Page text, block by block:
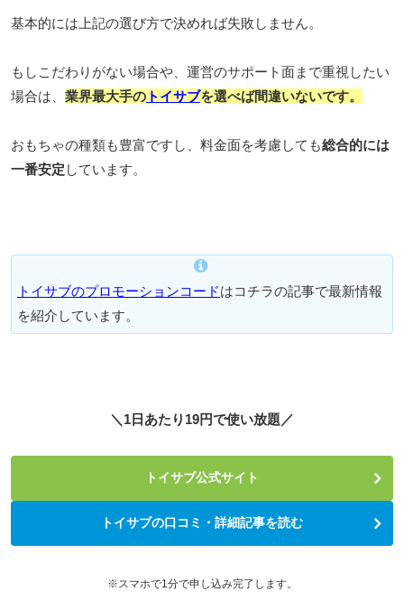
基本的には上記の選び方で決めれば失敗しません。
もしこだわりがない場合や、運営のサポート面まで重視したい
場合は、 業界最大手の トイサブを選べば間違いないです。
おもちゃの種類も豊富ですし、料金面を考慮しても総合的には
一番安定 しています。
トイサブのプロモーションコードはコチラの記事で最新情報
を紹介しています。
＼1日あたり19円で使い放題／
トイサブ公式サイト
トイサブの口コミ・詳細記事を読む
※スマホで1分で申し込み完了します。